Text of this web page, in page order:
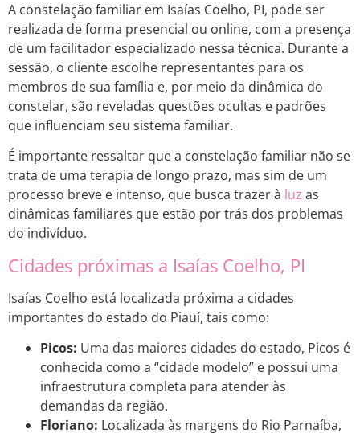
A constelação familiar em Isaías Coelho, PI, pode ser
realizada de forma presencial ou online, com a presença
de um facilitador especializado nessa técnica. Durante a
sessão, o cliente escolhe representantes para os
membros de sua família e, por meio da dinâmica do
constelar, são reveladas questões ocultas e padrões
que influenciam seu sistema familiar.
É importante ressaltar que a constelação familiar não se
trata de uma terapia de longo prazo, mas sim de um
processo breve e intenso, que busca trazer à luz as
dinâmicas familiares que estão por trás dos problemas
do indivíduo.
Cidades próximas a Isaías Coelho, PI
Isaías Coelho está localizada próxima a cidades
importantes do estado do Piauí, tais como:
Picos: Uma das maiores cidades do estado, Picos é
conhecida como a “cidade modelo” e possui uma
infraestrutura completa para atender às
demandas da região.
Floriano: Localizada às margens do Rio Parnaíba,